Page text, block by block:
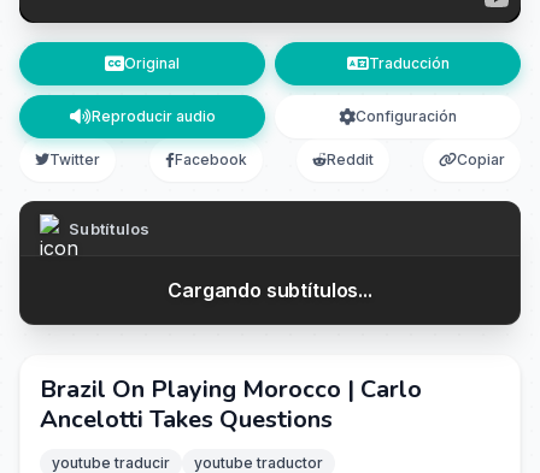
Original Traducción
Reproducir audio Configuración
Twitter Facebook Reddit Copiar
Subtítulos
Cargando subtítulos...
Brazil On Playing Morocco | Carlo
Ancelotti Takes Questions
youtube traducir
youtube traductor